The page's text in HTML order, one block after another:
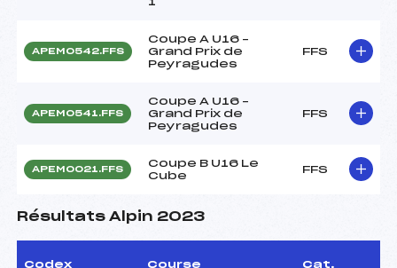
APEM0542.FFS
Coupe A U16 –
Grand Prix de
Peyragudes
FFS
APEM0541.FFS
Coupe A U16 –
Grand Prix de
Peyragudes
FFS
APEM0021.FFS
Coupe B U16 Le
Cube
FFS
Résultats Alpin 2023
Codex Course Cat.